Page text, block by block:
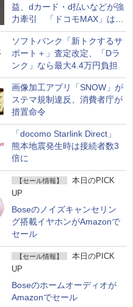
益、dカード・d払いなどが強
力牽引 「ドコモMAX」は
400万契約突破
ソフトバンク「新トクするサ
ポート＋」査定改定、「Dラ
ンク」なら最大4.4万円負担
画像加工アプリ「SNOW」が
ステマ規制違反、消費者庁が
措置命令
「docomo Starlink Direct」
熊本地震発生時は接続者数3
倍に
【セール情報】
本日のPICK
UP
Boseのノイズキャンセリン
グ搭載イヤホンがAmazonで
セール
【セール情報】
本日のPICK
UP
Boseのホームオーディオが
Amazonでセール